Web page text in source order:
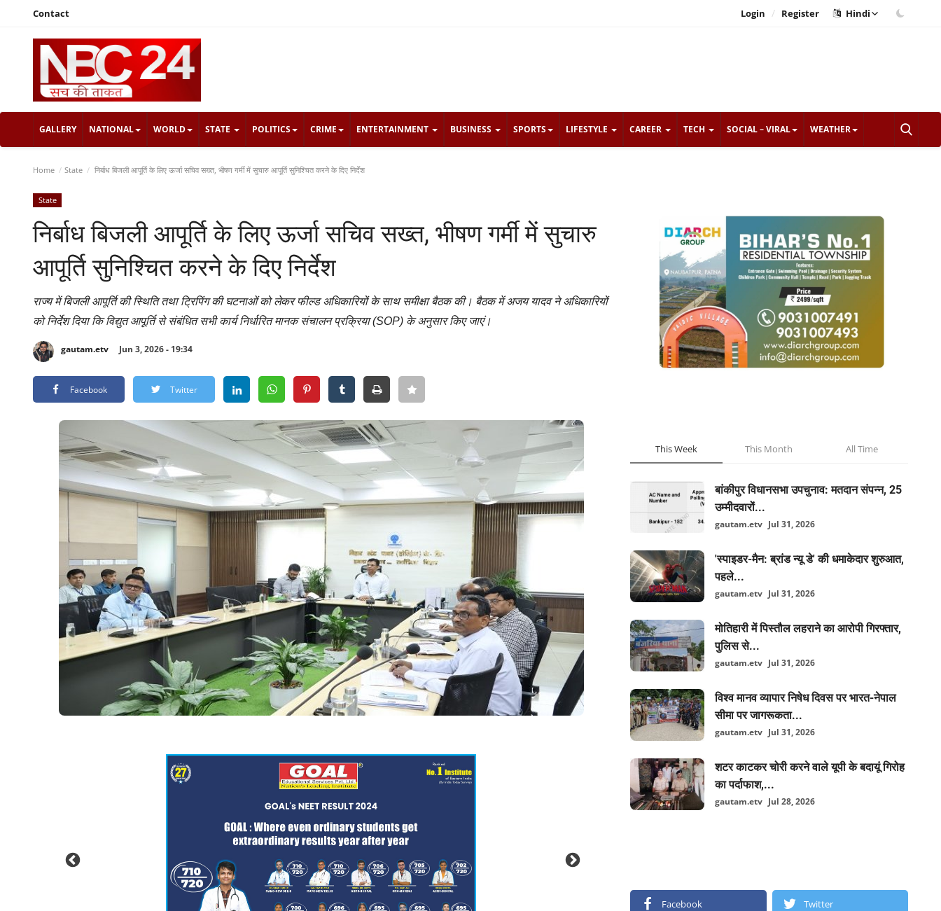
Contact Login / Register Hindi
GALLERY NATIONAL WORLD STATE POLITICS CRIME ENTERTAINMENT BUSINESS SPORTS LIFESTYLE CAREER TECH SOCIAL – VIRAL WEATHER
Home State निर्बाध बिजली आपूर्ति के लिए ऊर्जा सचिव सख्त, भीषण गर्मी में सुचारु आपूर्ति सुनिश्चित करने के दिए निर्देश
State
निर्बाध बिजली आपूर्ति के लिए ऊर्जा सचिव सख्त, भीषण गर्मी में सुचारु
आपूर्ति सुनिश्चित करने के दिए निर्देश
राज्य में बिजली आपूर्ति की स्थिति तथा ट्रिपिंग की घटनाओं को लेकर फील्ड अधिकारियों के साथ समीक्षा बैठक की। बैठक में अजय यादव ने अधिकारियों
को निर्देश दिया कि विद्युत आपूर्ति से संबंधित सभी कार्य निर्धारित मानक संचालन प्रक्रिया (SOP) के अनुसार किए जाएं।
gautam.etv Jun 3, 2026 - 19:34
Facebook Twitter
This Week This Month All Time
बांकीपुर विधानसभा उपचुनाव: मतदान संपन्न, 25
उम्मीदवारों...
gautam.etv Jul 31, 2026
'स्पाइडर-मैन: ब्रांड न्यू डे' की धमाकेदार शुरुआत,
पहले...
gautam.etv Jul 31, 2026
मोतिहारी में पिस्तौल लहराने का आरोपी गिरफ्तार,
पुलिस से...
gautam.etv Jul 31, 2026
विश्व मानव व्यापार निषेध दिवस पर भारत-नेपाल
सीमा पर जागरूकता...
gautam.etv Jul 31, 2026
शटर काटकर चोरी करने वाले यूपी के बदायूं गिरोह
का पर्दाफाश,...
gautam.etv Jul 28, 2026
Facebook Twitter